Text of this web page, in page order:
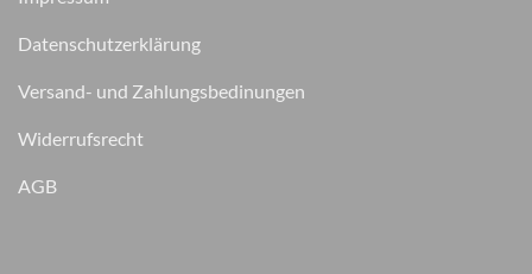
Datenschutzerklärung
Versand- und Zahlungsbedinungen
Widerrufsrecht
AGB